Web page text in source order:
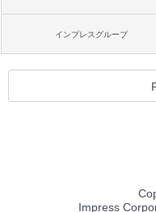
インプレスグループ
Impress